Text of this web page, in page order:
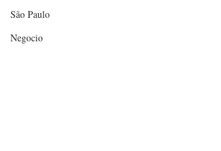
São Paulo
Negocio